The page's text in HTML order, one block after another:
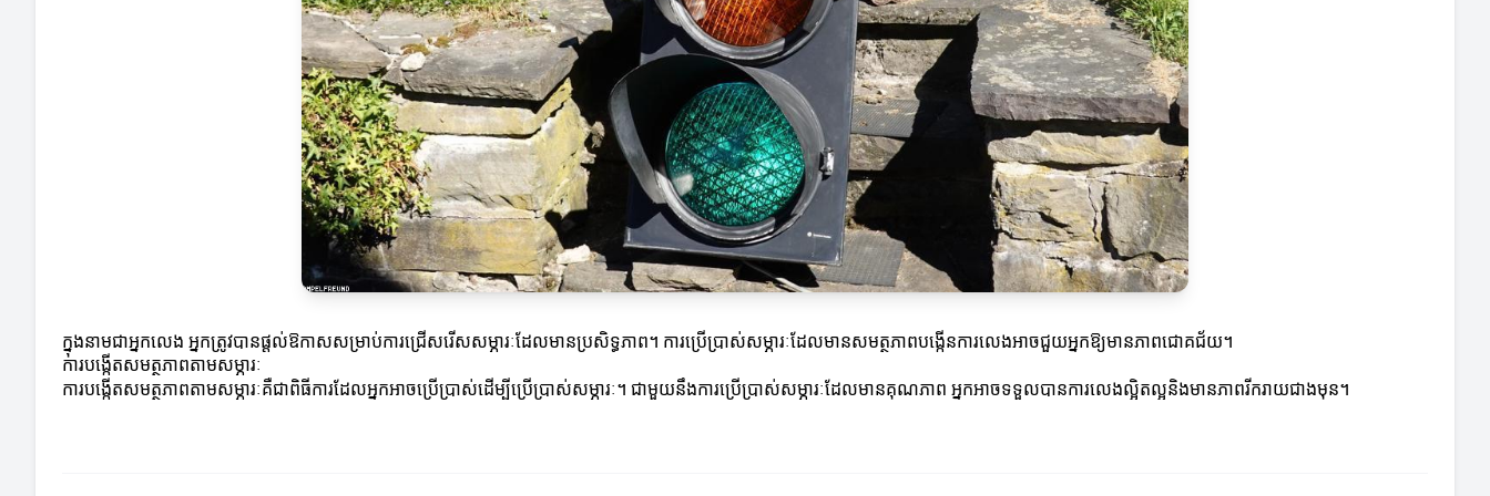
ក្នុងនាមជាអ្នកលេង អ្នកត្រូវបានផ្តល់ឱកាសសម្រាប់ការជ្រើសរើសសម្ភារៈដែលមានប្រសិទ្ធភាព។ ការប្រើប្រាស់សម្ភារៈដែលមានសមត្ថភាពបង្កើនការលេងអាចជួយអ្នកឱ្យមានភាពជោគជ័យ។
ការបង្កើតសមត្ថភាពតាមសម្ភារៈ
ការបង្កើតសមត្ថភាពតាមសម្ភារៈគឺជាពិធីការដែលអ្នកអាចប្រើប្រាស់ដើម្បីប្រើប្រាស់សម្ភារៈ។ ជាមួយនឹងការប្រើប្រាស់សម្ភារៈដែលមានគុណភាព អ្នកអាចទទួលបានការលេងល្អិតល្អនិងមានភាពរីករាយជាងមុន។